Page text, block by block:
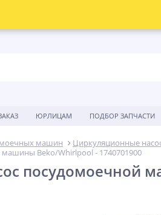
ЮРЛИЦАМ ПОДБОР ЗАПЧАСТИ
машин
Циркуляционные
Beko/Whirlpool - 1740701900
посудомоечной